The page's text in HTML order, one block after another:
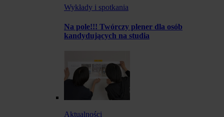
Wykłady i spotkania
Na pole!!! Twórczy plener dla osób
kandydujących na studia
Aktualności